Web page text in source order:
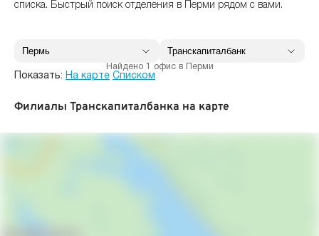
списка. Быстрый поиск отделения в Перми рядом с вами.
Найдено 1 офис в Перми
Показать: На карте Списком
Филиалы Транскапиталбанка на карте